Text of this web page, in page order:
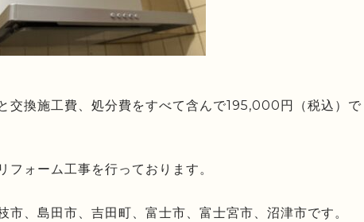
交換施工費、処分費をすべて含んで195,000円（税込）
ォーム工事を行っております。
、島田市、吉田町、富士市、富士宮市、沼津市です。